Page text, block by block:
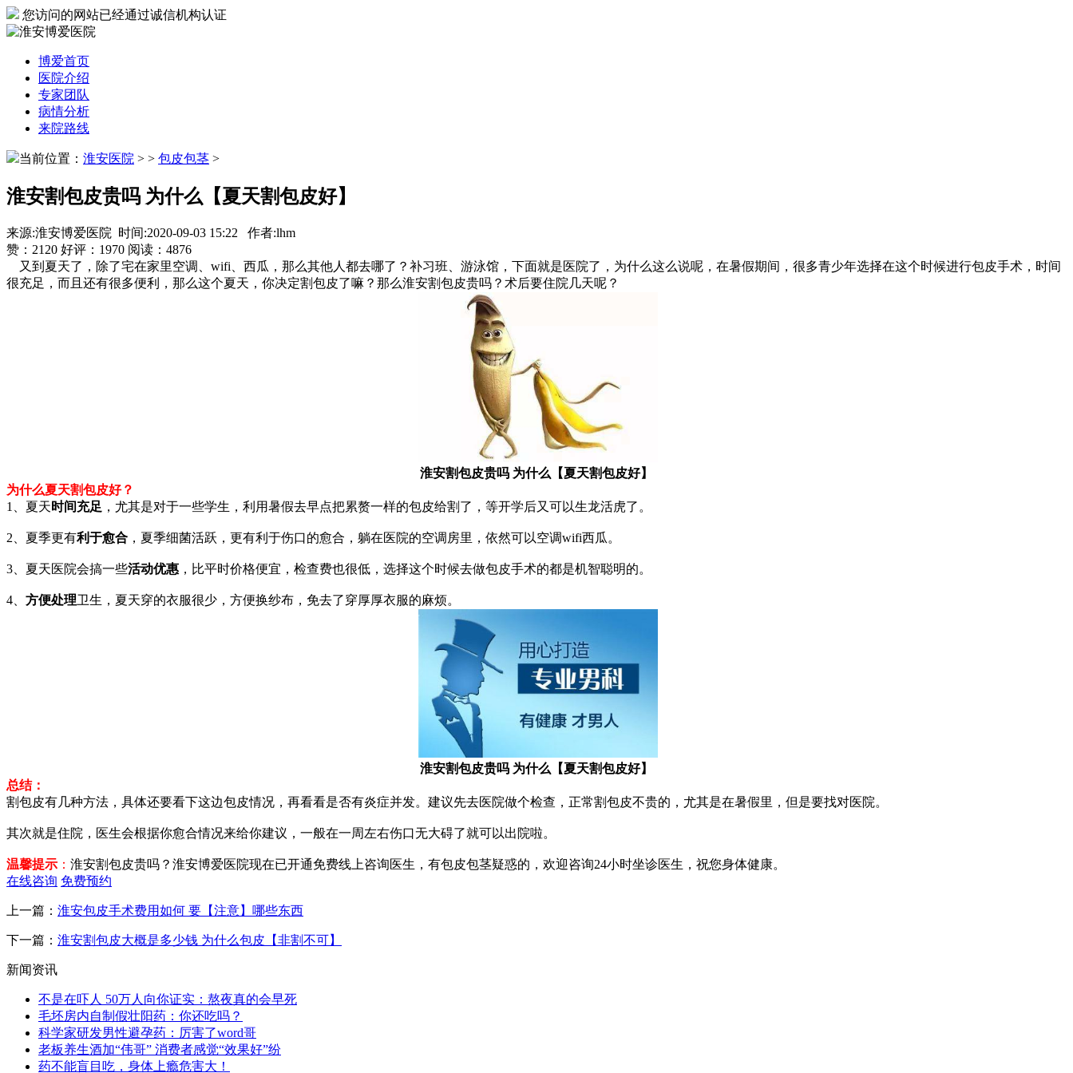
您访问的网站已经通过诚信机构认证
博爱首页
医院介绍
专家团队
病情分析
来院路线
当前位置： 淮安医院 > > 包皮包茎 >
淮安割包皮贵吗 为什么【夏天割包皮好】
来源:淮安博爱医院 时间:2020-09-03 15:22 作者:lhm
赞： 2120 好评： 1970 阅读： 4876
又到夏天了，除了宅在家里空调、wifi、西瓜，那么其他人都去哪了？补习班、游泳馆，下面就是医院了，为什么这么说呢，在暑假期间，很多青少年选择在这个时候进行包皮手术，时间
很充足，而且还有很多便利，那么这个夏天，你决定割包皮了嘛？那么淮安割包皮贵吗？术后要住院几天呢？
淮安割包皮贵吗 为什么【夏天割包皮好】
为什么夏天割包皮好？
1、夏天 时间充足 ，尤其是对于一些学生，利用暑假去早点把累赘一样的包皮给割了，等开学后又可以生龙活虎了。
2、夏季更有利于愈合 ，夏季细菌活跃，更有利于伤口的愈合，躺在医院的空调房里，依然可以空调wifi西瓜。
3、夏天医院会搞一些活动优惠 ，比平时价格便宜，检查费也很低，选择这个时候去做包皮手术的都是机智聪明的。
4、 方便处理卫生，夏天穿的衣服很少，方便换纱布，免去了穿厚厚衣服的麻烦。
淮安割包皮贵吗 为什么【夏天割包皮好】
总结：
割包皮有几种方法，具体还要看下这边包皮情况，再看看是否有炎症并发。建议先去医院做个检查，正常割包皮不贵的，尤其是在暑假里，但是要找对医院。
其次就是住院，医生会根据你愈合情况来给你建议，一般在一周左右伤口无大碍了就可以出院啦。
温馨提示 ： 淮安割包皮贵吗？淮安博爱医院现在已开通免费线上咨询医生，有包皮包茎疑惑的，欢迎咨询24小时坐诊医生，祝您身体健康。
在线咨询 免费预约
上一篇： 淮安包皮手术费用如何 要【注意】哪些东西
下一篇： 淮安割包皮大概是多少钱 为什么包皮【非割不可】
新闻资讯
不是在吓人 50万人向你证实：熬夜真的会早死
毛坯房内自制假壮阳药：你还吃吗？
科学家研发男性避孕药：厉害了word哥
老板养生酒加“伟哥” 消费者感觉“效果好”纷
药不能盲目吃，身体上瘾危害大！